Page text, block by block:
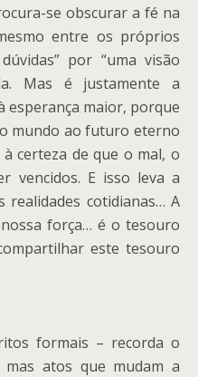
se obscurar a fé na
entre os próprios
por “uma visão
Mas é justamente a
esperança maior, porque
mundo ao futuro eterno
certeza de que o mal, o
vencidos. E isso leva a
realidades cotidianas… A
força… é o tesouro
este tesouro
formais – recorda o
mas atos que mudam a